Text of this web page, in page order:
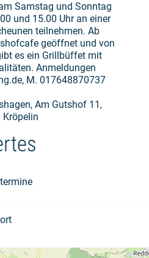
Samstag und Sonntag
und 15.00 Uhr an einer
teilnehmen. Ab
geöffnet und von
es ein Grillbüffet mit
Anmeldungen
M. 017648870737
Am Gutshof 11,
Kröpelin